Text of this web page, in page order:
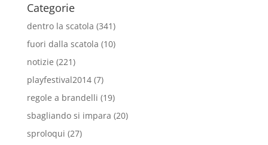
Categorie
dentro la scatola (341)
fuori dalla scatola (10)
notizie (221)
playfestival2014(7)
regole a brandelli (19)
sbagliando si impara (20)
sproloqui (27)